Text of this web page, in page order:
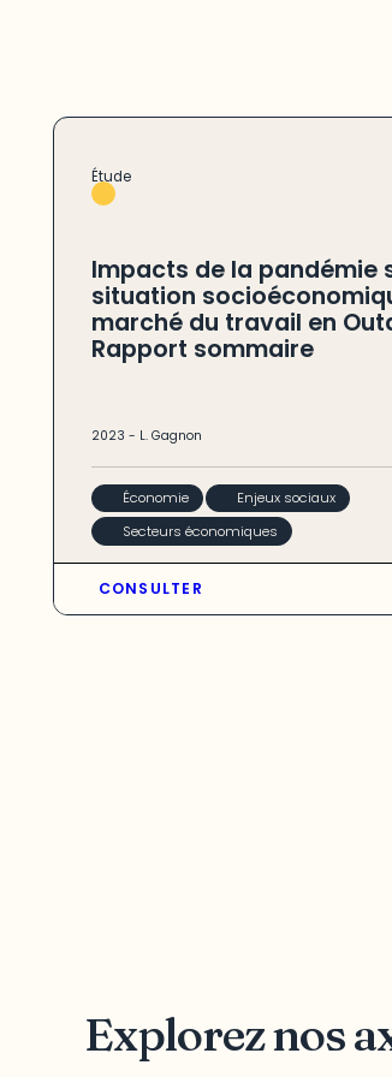
Étude
Impacts de la pandémie
situation
marché du travail en
Rapport sommaire
2023 - L. Gagnon
Économie
Enjeux sociaux
Secteurs économiques
CONSULTER
Explorez nos